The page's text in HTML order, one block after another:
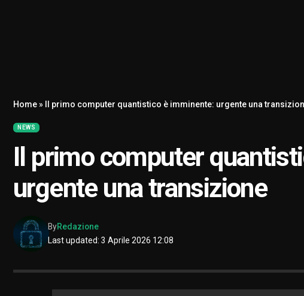
Home» Il primo computer quantistico è imminente: urgente una
NEWS
Il primo computer
urgente una transizione
Last updated: 3 Aprile 2026 12:08
ByRedazione